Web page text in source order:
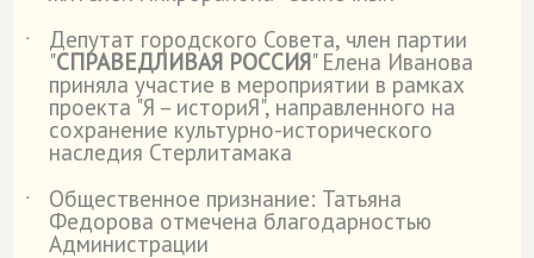
˙
Депутат городского Совета, член партии
"СПРАВЕДЛИВАЯ РОССИЯ" Елена Иванова
приняла участие в мероприятии в рамках
проекта "Я – историЯ", направленного на
сохранение культурно-исторического
наследия Стерлитамака
˙
Общественное признание: Татьяна
Федорова отмечена благодарностью
Администрации